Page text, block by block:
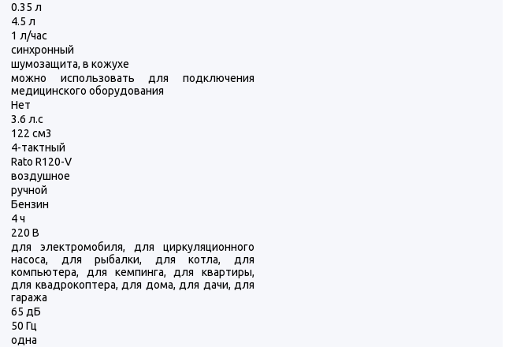
0.35 л
4.5 л
1 л/час
синхронный
шумозащита, в кожухе
можно использовать для подключения
медицинского оборудования
Нет
3.6 л.с
122 см3
4-тактный
Rato R120-V
воздушное
ручной
Бензин
4 ч
220 В
для электромобиля, для циркуляционного
насоса, для рыбалки, для котла, для
компьютера, для кемпинга, для квартиры,
для квадрокоптера, для дома, для дачи, для
гаража
65 дБ
50 Гц
одна